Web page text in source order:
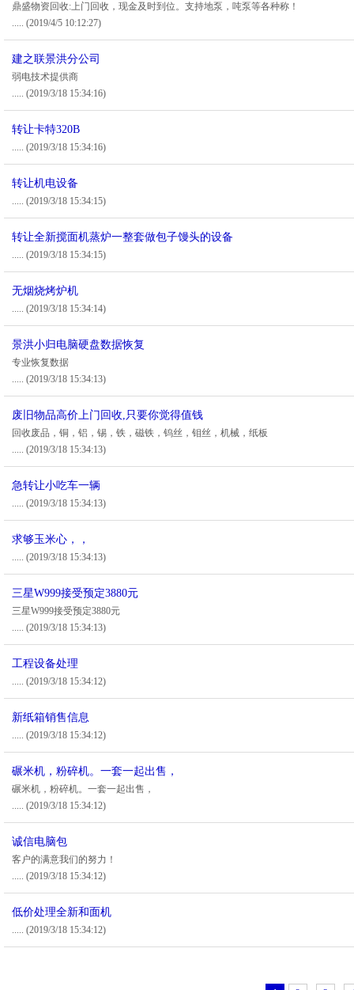
鼎盛物资回收:上门回收，现金及时到位。支持地泵，吨泵等各种称！
..... (2019/4/5 10:12:27)
建之联景洪分公司
弱电技术提供商
..... (2019/3/18 15:34:16)
转让卡特320B
..... (2019/3/18 15:34:16)
转让机电设备
..... (2019/3/18 15:34:15)
转让全新搅面机蒸炉一整套做包子馒头的设备
..... (2019/3/18 15:34:15)
无烟烧烤炉机
..... (2019/3/18 15:34:14)
景洪小归电脑硬盘数据恢复
专业恢复数据
..... (2019/3/18 15:34:13)
废旧物品高价上门回收,只要你觉得值钱
回收废品，铜，铝，锡，铁，磁铁，钨丝，钼丝，机械，纸板
..... (2019/3/18 15:34:13)
急转让小吃车一辆
..... (2019/3/18 15:34:13)
求够玉米心，，
..... (2019/3/18 15:34:13)
三星W999接受预定3880元
三星W999接受预定3880元
..... (2019/3/18 15:34:13)
工程设备处理
..... (2019/3/18 15:34:12)
新纸箱销售信息
..... (2019/3/18 15:34:12)
碾米机，粉碎机。一套一起出售，
碾米机，粉碎机。一套一起出售，
..... (2019/3/18 15:34:12)
诚信电脑包
客户的满意我们的努力！
..... (2019/3/18 15:34:12)
低价处理全新和面机
..... (2019/3/18 15:34:12)